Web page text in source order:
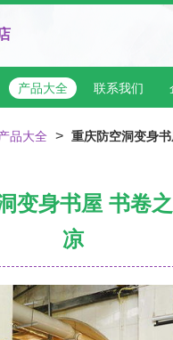
产品大全 联系我们
品大全 > 重庆防空洞变身
变身书屋 书卷
凉